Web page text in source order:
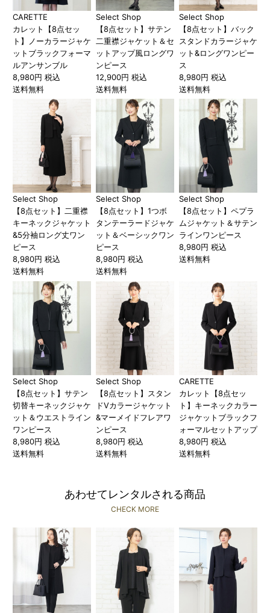
CARETTE
カレット【8点セッ
ト】ノーカラージャケ
ットブラックフォーマ
ルアンサンブル
8,980円 税込
送料無料
Select Shop
【8点セット】サテン
二重襟ジャケット＆セ
ットアップ風ロングワ
ンピース
12,900円 税込
送料無料
Select Shop
【8点セット】バック
スタンドカラージャケ
ット&ロングワンピー
ス
8,980円 税込
送料無料
Select Shop
【8点セット】二重襟
キーネックジャケット
&5分袖ロング丈ワン
ピース
8,980円 税込
送料無料
Select Shop
【8点セット】1つボ
タンテーラードジャケ
ット＆ベーシックワン
ピース
8,980円 税込
送料無料
Select Shop
【8点セット】ペプラ
ムジャケット＆サテン
ラインワンピース
8,980円 税込
送料無料
Select Shop
【8点セット】サテン
切替キーネックジャケ
ット＆ウエストライン
ワンピース
8,980円 税込
送料無料
Select Shop
【8点セット】スタン
ドVカラージャケット
&マーメイドフレアワ
ンピース
8,980円 税込
送料無料
CARETTE
カレット【8点セッ
ト】キーネックカラー
ジャケットブラックフ
ォーマルセットアップ
8,980円 税込
送料無料
あわせてレンタルされる商品
CHECK MORE